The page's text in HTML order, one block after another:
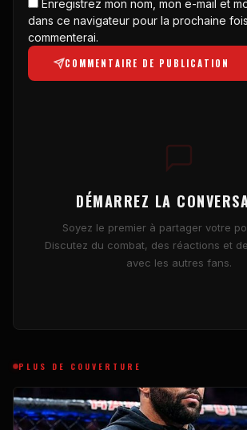
Enregistrez mon nom, mon e-mail et
dans ce navigateur pour la prochaine
commenterai.
COMMENTAIRE DE PUBLICATION
DÉMARREZ LA
Soyez le premier à partager votre
Discutez du combat, des réactions et
avec les autres fans.
PLUS DE COUVERTURE